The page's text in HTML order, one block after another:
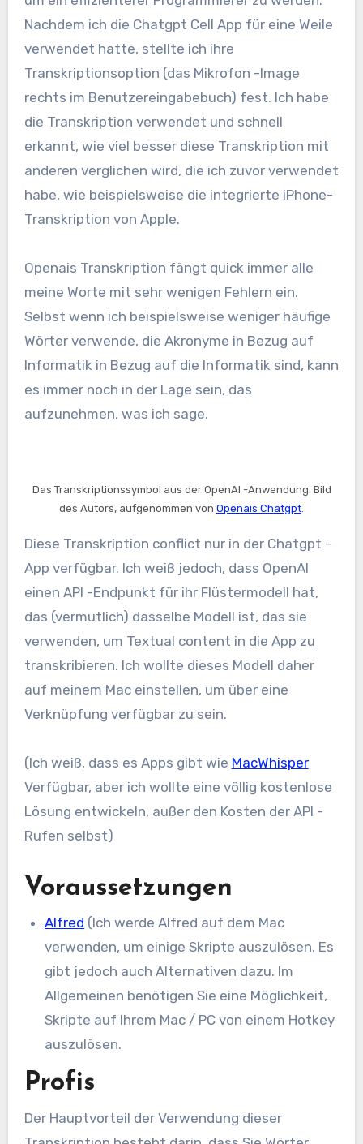
Nachdem ich die Chatgpt Cell App für eine Weile
verwendet hatte, stellte ich ihre
Transkriptionsoption (das Mikrofon -Image
rechts im Benutzereingabebuch) fest. Ich habe
die Transkription verwendet und schnell
erkannt, wie viel besser diese Transkription mit
anderen verglichen wird, die ich zuvor verwendet
habe, wie beispielsweise die integrierte iPhone-
Transkription von Apple.
Openais Transkription fängt quick immer alle
meine Worte mit sehr wenigen Fehlern ein.
Selbst wenn ich beispielsweise weniger häufige
Wörter verwende, die Akronyme in Bezug auf
Informatik in Bezug auf die Informatik sind, kann
es immer noch in der Lage sein, das
aufzunehmen, was ich sage.
Das Transkriptionssymbol aus der OpenAI -Anwendung. Bild
des Autors, aufgenommen von Openais Chatgpt
Diese Transkription conflict nur in der Chatgpt -
App verfügbar. Ich weiß jedoch, dass OpenAI
einen API -Endpunkt für ihr Flüstermodell hat,
das (vermutlich) dasselbe Modell ist, das sie
verwenden, um Textual content in die App zu
transkribieren. Ich wollte dieses Modell daher
auf meinem Mac einstellen, um über eine
Verknüpfung verfügbar zu sein.
(Ich weiß, dass es Apps gibt wie MacWhisper
Verfügbar, aber ich wollte eine völlig kostenlose
Lösung entwickeln, außer den Kosten der API -
Rufen selbst)
Voraussetzungen
Alfred (Ich werde Alfred auf dem Mac
verwenden, um einige Skripte auszulösen. Es
gibt jedoch auch Alternativen dazu. Im
Allgemeinen benötigen Sie eine Möglichkeit,
Skripte auf Ihrem Mac / PC von einem Hotkey
auszulösen.
Profis
Der Hauptvorteil der Verwendung dieser